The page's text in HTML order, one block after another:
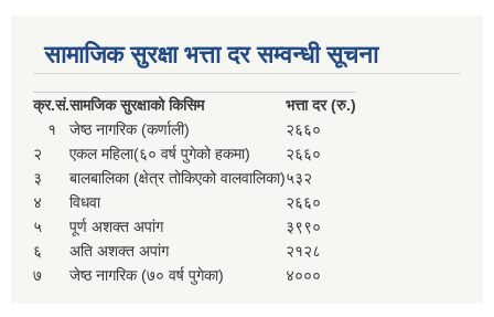
सामाजिक सुरक्षा भत्ता दर सम्वन्धी सूचना
क्र.सं.सामजिक सुरक्षाको किसिम
भत्ता दर (रु.)
१
जेष्ठ नागरिक (कर्णाली)
२६६०
२
एकल महिला(६० वर्ष पुगेको हकमा)
२६६०
३
बालबालिका (क्षेत्र तोकिएको वालवालिका)५३२
४
विधवा
२६६०
५
पूर्ण अशक्त अपांग
३९९०
६
अति अशक्त अपांग
२१२८
७
जेष्ठ नागरिक (७० वर्ष पुगेका) ४०००